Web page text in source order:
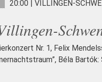
20:00 | VILLINGEN-
Nr. 1, Felix
Béla Bartók: